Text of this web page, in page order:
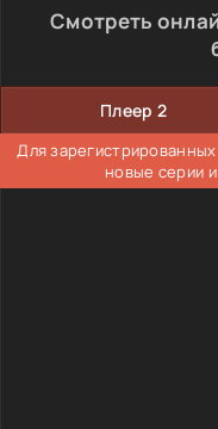
Смотреть
Плеер 2
Для
новые серии